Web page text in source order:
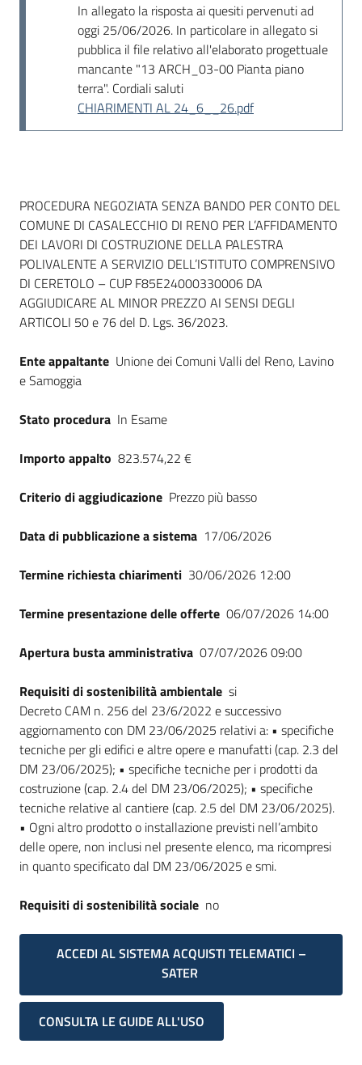
In allegato la risposta ai quesiti pervenuti ad
oggi 25/06/2026. In particolare in allegato si
pubblica il file relativo all'elaborato progettuale
mancante "13 ARCH_03-00 Pianta piano
terra". Cordiali saluti
CHIARIMENTI AL 24_6__26.pdf
Dati del bando
PROCEDURA NEGOZIATA SENZA BANDO PER CONTO DEL
COMUNE DI CASALECCHIO DI RENO PER L’AFFIDAMENTO
DEI LAVORI DI COSTRUZIONE DELLA PALESTRA
POLIVALENTE A SERVIZIO DELL’ISTITUTO COMPRENSIVO
DI CERETOLO – CUP F85E24000330006 DA
AGGIUDICARE AL MINOR PREZZO AI SENSI DEGLI
ARTICOLI 50 e 76 del D. Lgs. 36/2023.
Ente appaltante Unione dei Comuni Valli del Reno, Lavino
e Samoggia
Stato procedura In Esame
Importo appalto 823.574,22 €
Criterio di aggiudicazione Prezzo più basso
Data di pubblicazione a sistema 17/06/2026
Termine richiesta chiarimenti 30/06/2026 12:00
Termine presentazione delle offerte 06/07/2026 14:00
Apertura busta amministrativa 07/07/2026 09:00
Requisiti di sostenibilità ambientale si
Decreto CAM n. 256 del 23/6/2022 e successivo
aggiornamento con DM 23/06/2025 relativi a: • specifiche
tecniche per gli edifici e altre opere e manufatti (cap. 2.3 del
DM 23/06/2025); • specifiche tecniche per i prodotti da
costruzione (cap. 2.4 del DM 23/06/2025); • specifiche
tecniche relative al cantiere (cap. 2.5 del DM 23/06/2025).
• Ogni altro prodotto o installazione previsti nell’ambito
delle opere, non inclusi nel presente elenco, ma ricompresi
in quanto specificato dal DM 23/06/2025 e smi.
Requisiti di sostenibilità sociale no
ACCEDI AL SISTEMA ACQUISTI TELEMATICI –
SATER
CONSULTA LE GUIDE ALL'USO